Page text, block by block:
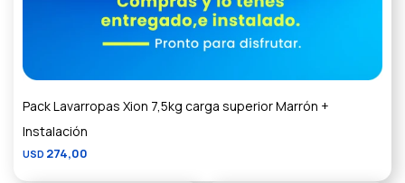
Pack Lavarropas Xion 7,5kg carga superior Marrón +
Instalación
USD 274,00